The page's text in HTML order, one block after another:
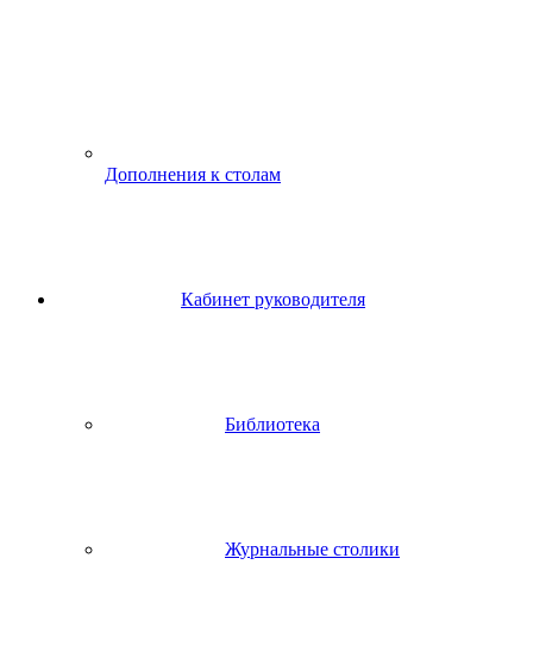
Дополнения к столам
Кабинет руководителя
Библиотека
Журнальные столики